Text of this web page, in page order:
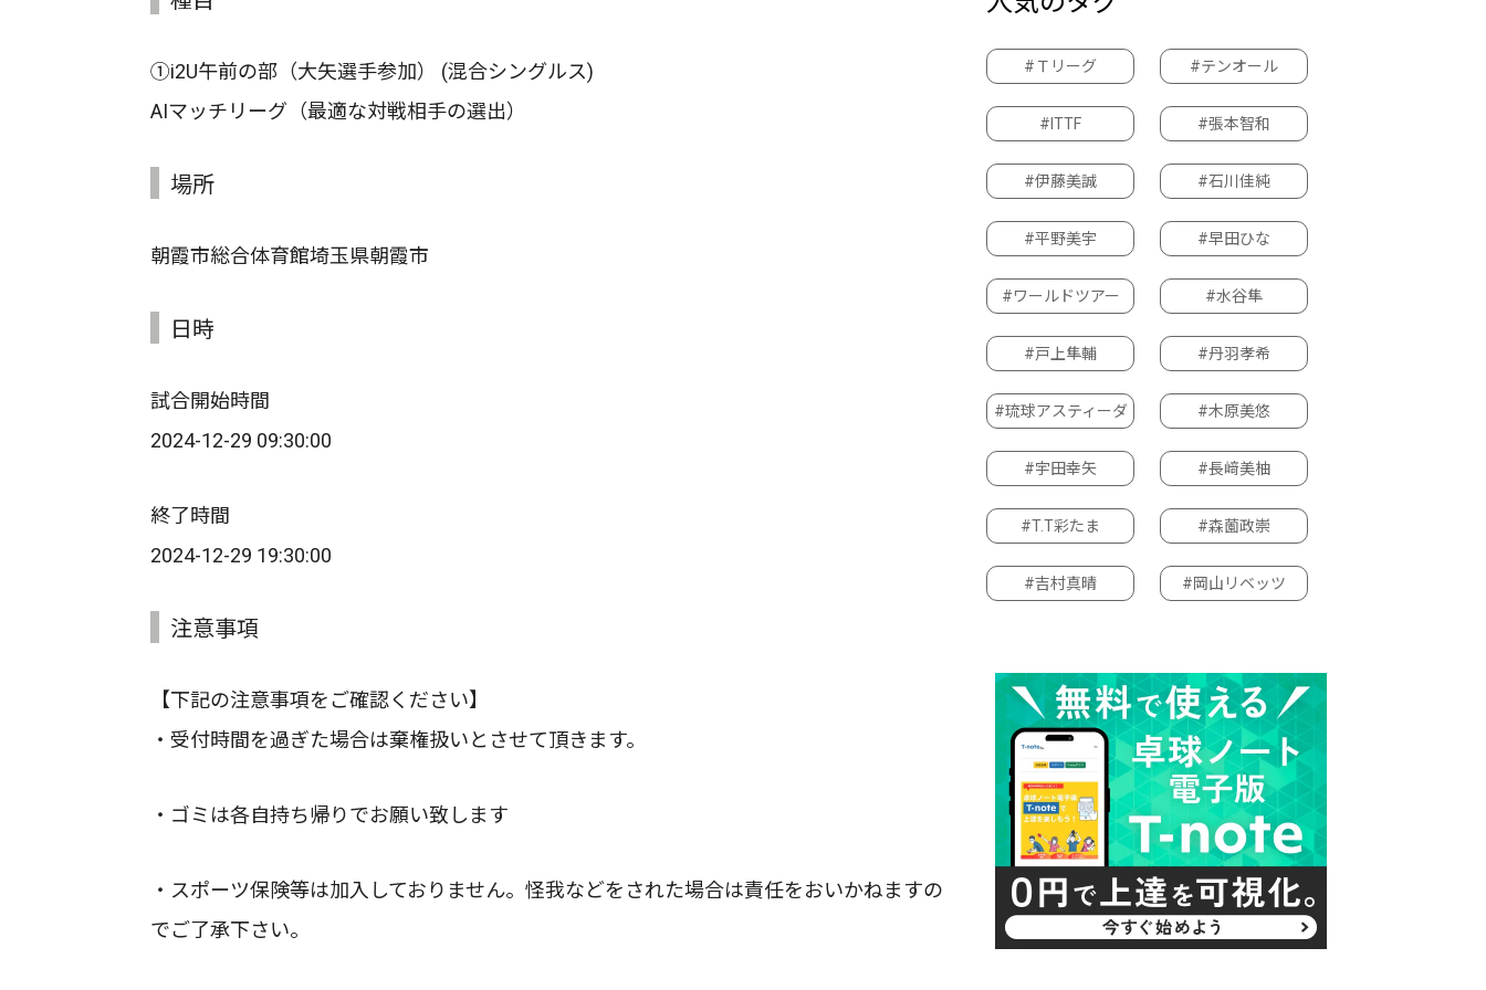
①i2U午前の部（大矢選手参加） (混合シングルス)
AIマッチリーグ（最適な対戦相手の選出）
場所
朝霞市総合体育館埼玉県朝霞市
日時
試合開始時間
2024-12-29 09:30:00
終了時間
2024-12-29 19:30:00
注意事項
【下記の注意事項をご確認ください】
・受付時間を過ぎた場合は棄権扱いとさせて頂きます。
・ゴミは各自持ち帰りでお願い致します
・スポーツ保険等は加入しておりません。怪我などをされた場合は責任をおいかねますの
でご了承下さい。
#Ｔリーグ #テンオール
#ITTF #張本智和
#伊藤美誠 #石川佳純
#平野美宇 #早田ひな
#ワールドツアー #水谷隼
#戸上隼輔 #丹羽孝希
#琉球アスティーダ #木原美悠
#宇田幸矢 #長﨑美柚
#T.T彩たま #森薗政崇
#吉村真晴 #岡山リベッツ